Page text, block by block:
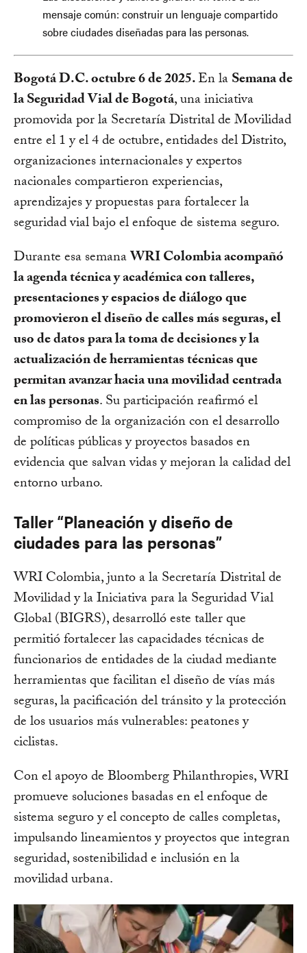
mensaje común: construir un lenguaje compartido
sobre ciudades diseñadas para las personas.
Bogotá D.C. octubre 6 de 2025.En laSemana de
la Seguridad Vial de Bogotá, una iniciativa
promovida por la Secretaría Distrital de Movilidad
entre el 1 y el 4 de octubre, entidades del Distrito,
organizaciones internacionales y expertos
nacionales compartieron experiencias,
aprendizajes y propuestas para fortalecer la
seguridad vial bajo el enfoque de sistema seguro.
Durante esa semanaWRI Colombia acompañó
la agenda técnica y académica con talleres,
presentaciones y espacios de diálogo que
promovieron el diseño de calles más seguras, el
uso de datos para la toma de decisiones y la
actualización de herramientas técnicas que
permitan avanzar hacia una movilidad centrada
en las personas. Su participación reafirmó el
compromiso de la organización con el desarrollo
de políticas públicas y proyectos basados en
evidencia que salvan vidas y mejoran la calidad del
entorno urbano.
Taller “Planeación y diseño de
ciudades para las personas”
WRI Colombia, junto a la Secretaría Distrital de
Movilidad y la Iniciativa para la Seguridad Vial
Global (BIGRS), desarrolló este taller que
permitió fortalecer las capacidades técnicas de
funcionarios de entidades de la ciudad mediante
herramientas que facilitan el diseño de vías más
seguras, la pacificación del tránsito y la protección
de los usuarios más vulnerables: peatones y
ciclistas.
Con el apoyo de Bloomberg Philanthropies, WRI
promueve soluciones basadas en el enfoque de
sistema seguro y el concepto de calles completas,
impulsando lineamientos y proyectos que integran
seguridad, sostenibilidad e inclusión en la
movilidad urbana.